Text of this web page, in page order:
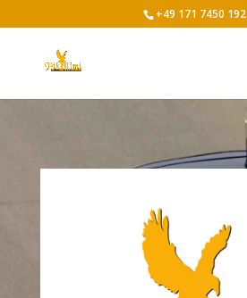
+49 171 7450 192